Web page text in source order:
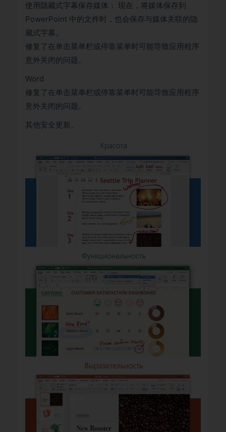
使用隐藏式字幕保存媒体： 现在，将媒体保存到
PowerPoint 中的文件时，也会保存与媒体关联的隐
藏式字幕。
修复了在单击菜单栏或停靠菜单时可能导致应用程序
意外关闭的问题。
Word
修复了在单击菜单栏或停靠菜单时可能导致应用程序
意外关闭的问题。
其他安全更新。